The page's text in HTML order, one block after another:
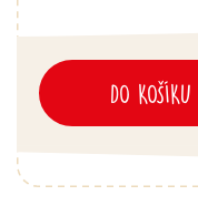
DO KOŠÍKU